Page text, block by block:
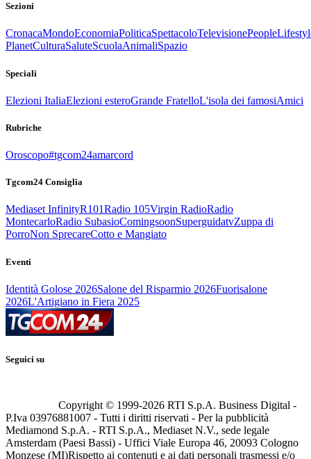
Sezioni
CronacaMondoEconomiaPoliticaSpettacoloTelevisionePeople
PlanetCulturaSaluteScuolaAnimaliSpazio
Speciali
Elezioni ItaliaElezioni esteroGrande FratelloL'isola dei famosiAmici
Rubriche
Oroscopo#tgcom24amarcord
Tgcom24 Consiglia
Mediaset InfinityR101Radio 105Virgin RadioRadio
MontecarloRadio SubasioComingsoonSuperguidatvZuppa di
PorroNon SprecareCotto e Mangiato
Eventi
Identità Golose 2026Salone del Risparmio 2026Fuorisalone
2026L'Artigiano in Fiera 2025
Seguici su
Copyright © 1999-2026 RTI S.p.A. Business Digital -
P.Iva 03976881007 - Tutti i diritti riservati - Per la pubblicità
Mediamond S.p.A. - RTI S.p.A., Mediaset N.V., sede legale
Amsterdam (Paesi Bassi) - Uffici Viale Europa 46, 20093 Cologno
Monzese (MI)Rispetto ai contenuti e ai dati personali trasmessi e/o